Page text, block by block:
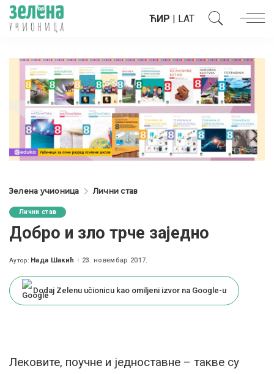
ЋИР | LAT
Зелена учионица Лични став
Лични став
Добро и зло трче заједно
Posted
Аутор: Нада Шакић 23. новембар 2017.
Dodaj Zelenu učionicu kao omiljeni izvor na Google-u
Лековите, поучне и једноставне – такве су